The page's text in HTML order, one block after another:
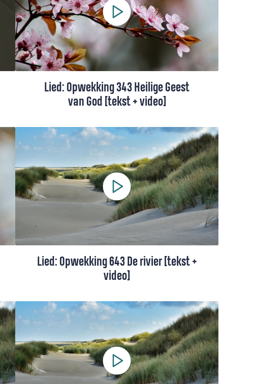
Lied: Opwekking 343 Heilige Geest
van God [tekst + video]
Dit lied is een gebed om vernieuwing. Een
vraag aan God om ons hart opnieuw te
vullen met Zijn Geest.
Lied: Opwekking 643 De rivier [tekst +
video]
'De rivier' gaat over Gods vergiffenis. Bij
Hem kan je altijd opnieuw beginnen.